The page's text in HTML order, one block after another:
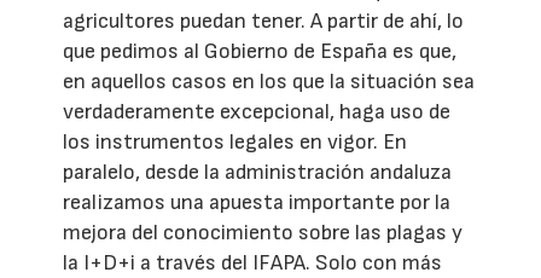
agricultores puedan tener. A partir de ahí, lo
que pedimos al Gobierno de España es que,
en aquellos casos en los que la situación sea
verdaderamente excepcional, haga uso de
los instrumentos legales en vigor. En
paralelo, desde la administración andaluza
realizamos una apuesta importante por la
mejora del conocimiento sobre las plagas y
la I+D+i a través del IFAPA. Solo con más